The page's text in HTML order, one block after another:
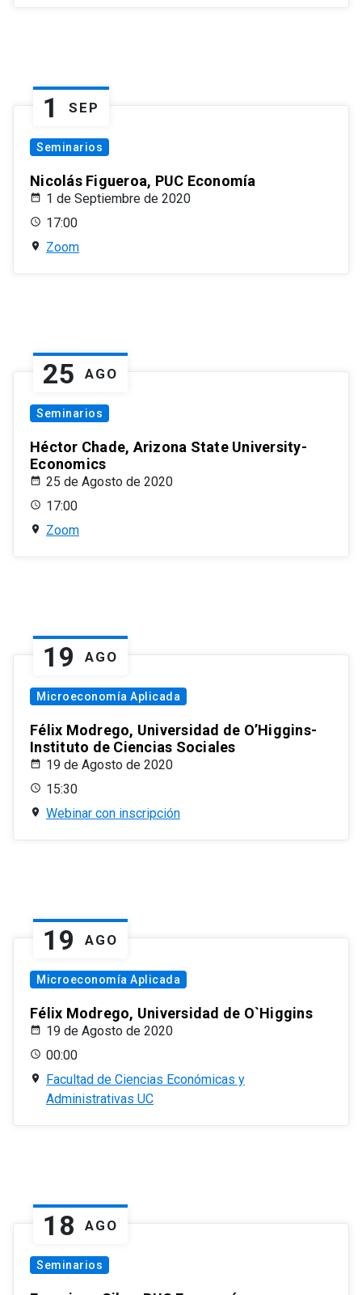
1 SEP
Seminarios
Nicolás Figueroa, PUC Economía
1 de Septiembre de 2020
17:00
Zoom
25 AGO
Seminarios
Héctor Chade, Arizona State University-
Economics
25 de Agosto de 2020
17:00
Zoom
19 AGO
Microeconomía Aplicada
Félix Modrego, Universidad de O’Higgins-
Instituto de Ciencias Sociales
19 de Agosto de 2020
15:30
Webinar con inscripción
19 AGO
Microeconomía Aplicada
Félix Modrego, Universidad de O`Higgins
19 de Agosto de 2020
00:00
Facultad de Ciencias Económicas y
Administrativas UC
18 AGO
Seminarios